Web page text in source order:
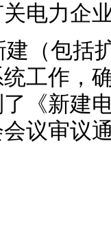
电力企
（包括
工作，
《新建
议审议